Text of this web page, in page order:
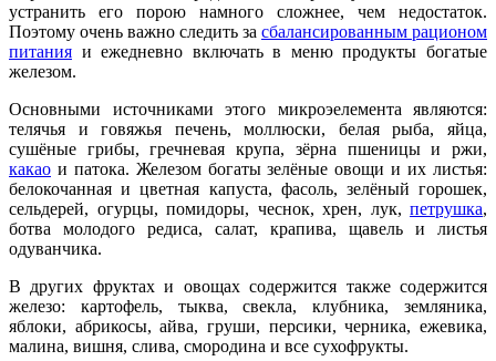
устранить его порою намного сложнее, чем недостаток.
Поэтому очень важно следить за сбалансированным рационом
питания и ежедневно включать в меню продукты богатые
железом.
Основными источниками этого микроэелемента являются:
телячья и говяжья печень, моллюски, белая рыба, яйца,
сушёные грибы, гречневая крупа, зёрна пшеницы и ржи,
какао и патока. Железом богаты зелёные овощи и их листья:
белокочанная и цветная капуста, фасоль, зелёный горошек,
сельдерей, огурцы, помидоры, чеснок, хрен, лук, петрушка,
ботва молодого редиса, салат, крапива, щавель и листья
одуванчика.
В других фруктах и овощах содержится также содержится
железо: картофель, тыква, свекла, клубника, земляника,
яблоки, абрикосы, айва, груши, персики, черника, ежевика,
малина, вишня, слива, смородина и все сухофрукты.